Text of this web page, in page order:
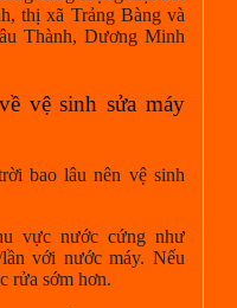
thị xã Trảng Bàng và
Thành, Dương Minh
vệ sinh sửa máy
bao lâu nên vệ sinh
vực nước cứng như
với nước máy. Nếu
rửa sớm hơn.